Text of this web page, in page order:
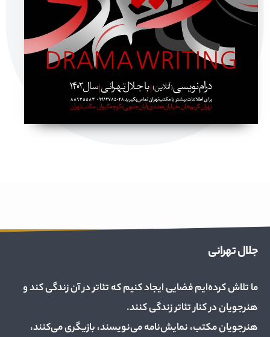
جلال تهرانی
ما تلاش کرده‌ایم فضایی ایجاد کنیم که تئاتر در آن زندگی کند و
هنرجویان در کنار تئاتر زندگی کنند.
هنرجویان مکتب، نمایش‌نامه می‌نویسند، بازیگری می‌کنند،